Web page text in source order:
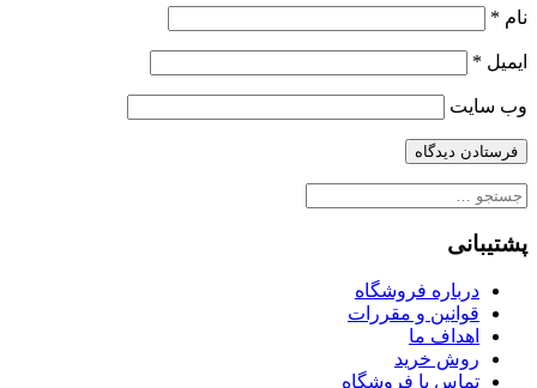
نام *
ایمیل *
وب‌ سایت
جستجو
پشتیبانی
درباره فروشگاه
قوانین و مقررات
اهداف ما
روش خرید
تماس با فروشگاه